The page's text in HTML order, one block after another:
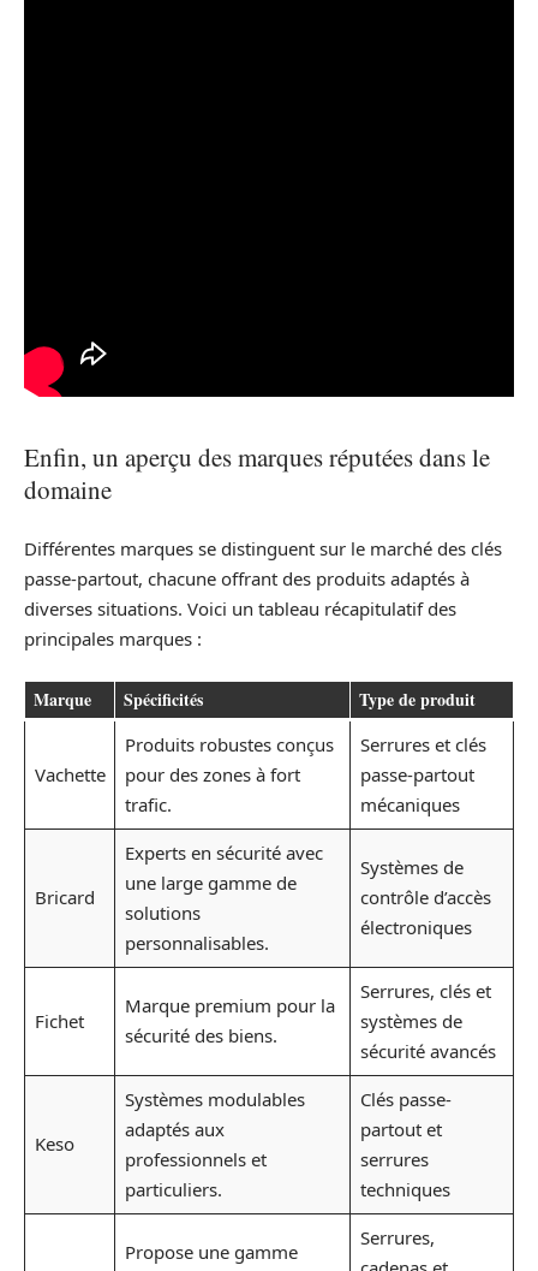
Enfin, un aperçu des marques réputées dans le
domaine
Différentes marques se distinguent sur le marché des clés
passe-partout, chacune offrant des produits adaptés à
diverses situations. Voici un tableau récapitulatif des
principales marques :
Marque Spécificités Type de produit
Vachette
Produits robustes conçus
pour des zones à fort
trafic.
Serrures et clés
passe-partout
mécaniques
Bricard
Experts en sécurité avec
une large gamme de
solutions
personnalisables.
Systèmes de
contrôle d’accès
électroniques
Fichet
Marque premium pour la
sécurité des biens.
Serrures, clés et
systèmes de
sécurité avancés
Keso
Systèmes modulables
adaptés aux
professionnels et
particuliers.
Clés passe-
partout et
serrures
techniques
Propose une gamme
Serrures,